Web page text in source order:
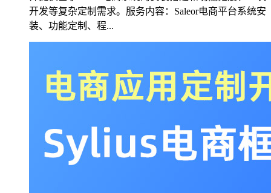
开发等复杂定制需求。服务内容：Saleor电商平台系统安
装、功能定制、程...